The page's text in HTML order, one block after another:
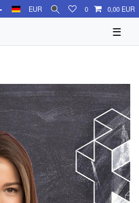
EUR 0 0,00 EUR
☰